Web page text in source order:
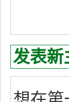
发表新